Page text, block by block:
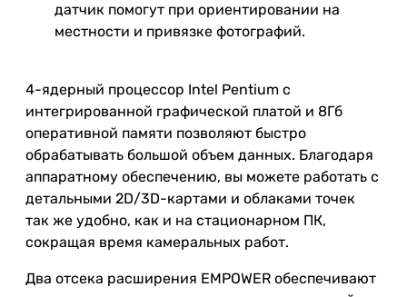
датчик помогут при ориентировании на
местности и привязке фотографий.
4-ядерный процессор Intel Pentium с
интегрированной графической платой и 8Гб
оперативной памяти позволяют быстро
обрабатывать большой объем данных. Благодаря
аппаратному обеспечению, вы можете работать с
детальными 2D/3D-картами и облаками точек
так же удобно, как и на стационарном ПК,
сокращая время камеральных работ.
Два отсека расширения EMPOWER обеспечивают